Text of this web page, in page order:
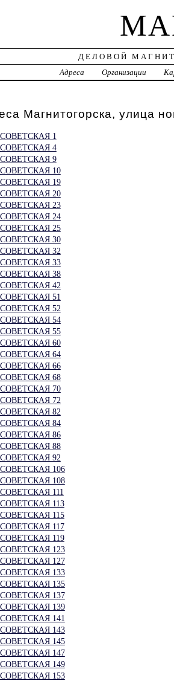
ДЕЛОВОЙ
Адреса
Организации
Магнитогорска, улица
СОВЕТСКАЯ 1
СОВЕТСКАЯ 4
СОВЕТСКАЯ 9
СОВЕТСКАЯ 10
СОВЕТСКАЯ 19
СОВЕТСКАЯ 20
СОВЕТСКАЯ 23
СОВЕТСКАЯ 24
СОВЕТСКАЯ 25
СОВЕТСКАЯ 30
СОВЕТСКАЯ 32
СОВЕТСКАЯ 33
СОВЕТСКАЯ 38
СОВЕТСКАЯ 42
СОВЕТСКАЯ 51
СОВЕТСКАЯ 52
СОВЕТСКАЯ 54
СОВЕТСКАЯ 55
СОВЕТСКАЯ 60
СОВЕТСКАЯ 64
СОВЕТСКАЯ 66
СОВЕТСКАЯ 68
СОВЕТСКАЯ 70
СОВЕТСКАЯ 72
СОВЕТСКАЯ 82
СОВЕТСКАЯ 84
СОВЕТСКАЯ 86
СОВЕТСКАЯ 88
СОВЕТСКАЯ 92
СОВЕТСКАЯ 106
СОВЕТСКАЯ 108
СОВЕТСКАЯ 111
СОВЕТСКАЯ 113
СОВЕТСКАЯ 115
СОВЕТСКАЯ 117
СОВЕТСКАЯ 119
СОВЕТСКАЯ 123
СОВЕТСКАЯ 127
СОВЕТСКАЯ 133
СОВЕТСКАЯ 135
СОВЕТСКАЯ 137
СОВЕТСКАЯ 139
СОВЕТСКАЯ 141
СОВЕТСКАЯ 143
СОВЕТСКАЯ 145
СОВЕТСКАЯ 147
СОВЕТСКАЯ 149
СОВЕТСКАЯ 153